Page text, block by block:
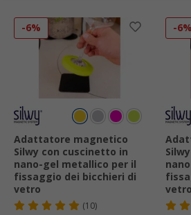
-6%
Adattatore magnetico
Silwy con cuscinetto in
nano-gel metallico per il
fissaggio dei bicchieri di
vetro
(10)
-6%
vetro